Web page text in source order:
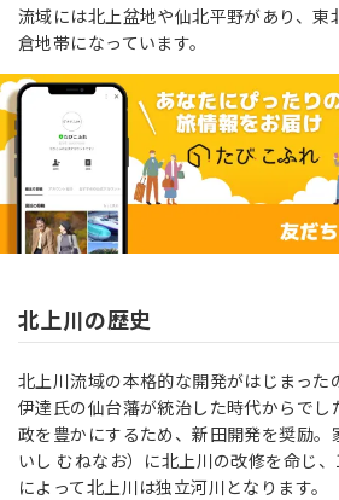
流域には北上盆地や仙北平野があり、東
倉地帯になっています。
北上川の歴史
北上川流域の本格的な開発がはじまった
伊達氏の仙台藩が統治した時代からでし
政を豊かにするため、新田開発を奨励。
いし むねなお）に北上川の改修を命じ
によって北上川は独立河川となります。